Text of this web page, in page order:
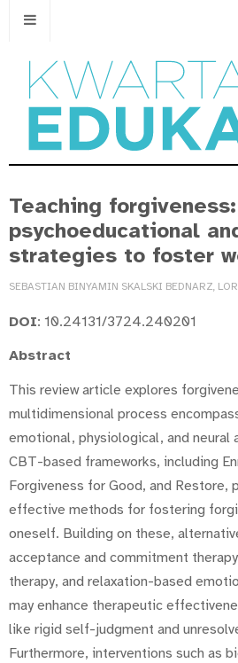
Teaching
psychoeducational
strategies to foster
SEBASTIAN BINYAMIN SKALSKI BEDNARZ,
DOI: 10.24131/3724.240201
Abstract
This review article explores
multidimensional process
emotional, physiological, and neural
CBT-based frameworks, including
Forgiveness for Good, and Restore,
effective methods for fostering
oneself. Building on these,
acceptance and commitment
therapy, and relaxation-based
may enhance therapeutic
like rigid self-judgment and
Furthermore, interventions such as